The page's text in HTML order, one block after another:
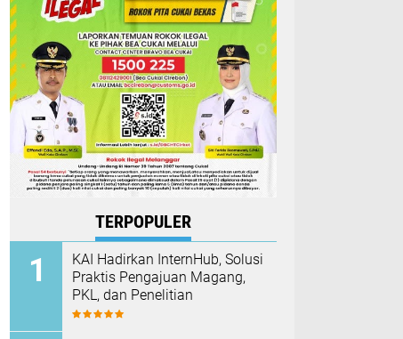
TERPOPULER
KAI Hadirkan InternHub, Solusi
Praktis Pengajuan Magang,
PKL, dan Penelitian